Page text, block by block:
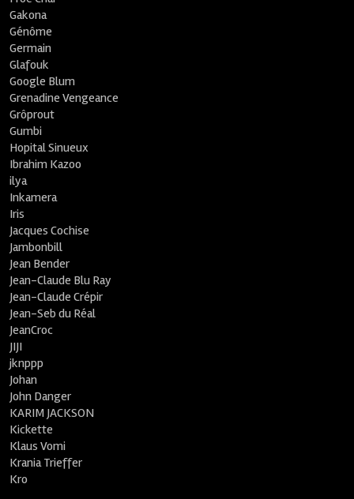
Gakona
Génôme
Germain
Glafouk
Google Blum
Grenadine Vengeance
Grôprout
Gumbi
Hopital Sinueux
Ibrahim Kazoo
ilya
Inkamera
Iris
Jacques Cochise
Jambonbill
Jean Bender
Jean-Claude Blu Ray
Jean-Claude Crépir
Jean-Seb du Réal
JeanCroc
JIJI
jknppp
Johan
John Danger
KARIM JACKSON
Kickette
Klaus Vomi
Krania Trieffer
Kro